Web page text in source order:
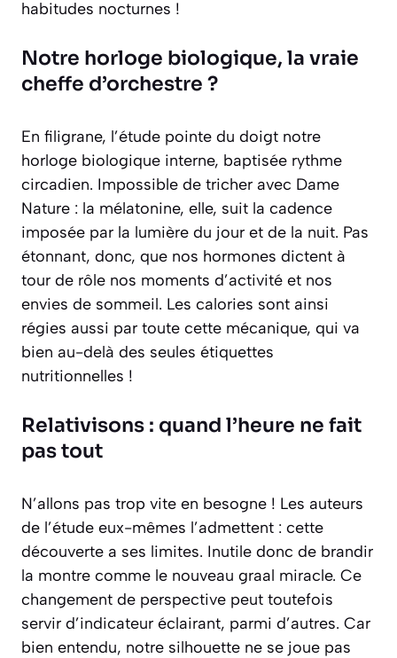
habitudes nocturnes !
Notre horloge biologique, la vraie
cheffe d’orchestre ?
En filigrane, l’étude pointe du doigt notre
horloge biologique interne, baptisée rythme
circadien. Impossible de tricher avec Dame
Nature : la mélatonine, elle, suit la cadence
imposée par la lumière du jour et de la nuit. Pas
étonnant, donc, que nos hormones dictent à
tour de rôle nos moments d’activité et nos
envies de sommeil. Les calories sont ainsi
régies aussi par toute cette mécanique, qui va
bien au-delà des seules étiquettes
nutritionnelles !
Relativisons : quand l’heure ne fait
pas tout
N’allons pas trop vite en besogne ! Les auteurs
de l’étude eux-mêmes l’admettent : cette
découverte a ses limites. Inutile donc de brandir
la montre comme le nouveau graal miracle. Ce
changement de perspective peut toutefois
servir d’indicateur éclairant, parmi d’autres. Car
bien entendu, notre silhouette ne se joue pas